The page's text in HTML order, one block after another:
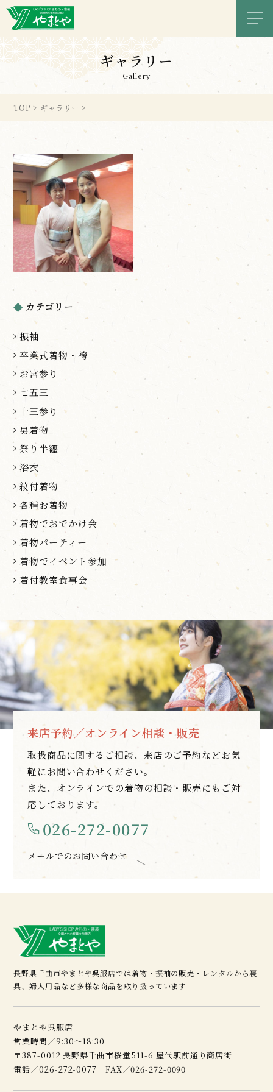
メ
ギャラリー
Gallery
TOP > ギャラリー >
カテゴリー
振袖
卒業式着物・袴
お宮参り
七五三
十三参り
男着物
祭り半纏
浴衣
紋付着物
各種お着物
着物でおでかけ会
着物パーティー
着物でイベント参加
着付教室食事会
来店予約／オンライン相談・販売
取扱商品に関するご相談、来店のご予約などお気
軽にお問い合わせください。
また、オンラインでの着物の相談・販売にもご対
応しております。
026-272-0077
メールでのお問い合わせ
長野県千曲市やまとや呉服店では着物・振袖の販売・レンタルから寝
具、婦人用品など多様な商品を取り扱っています
やまとや呉服店
営業時間／9:30～18:30
〒387-0012 長野県千曲市桜堂511-6 屋代駅前通り商店街
電話／026-272-0077 FAX／026-272-0090